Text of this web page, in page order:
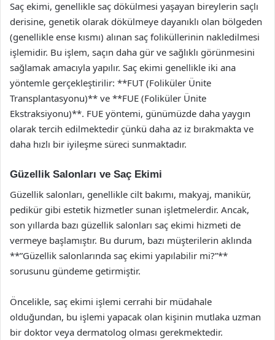
Saç ekimi, genellikle saç dökülmesi yaşayan bireylerin saçlı
derisine, genetik olarak dökülmeye dayanıklı olan bölgeden
(genellikle ense kısmı) alınan saç foliküllerinin nakledilmesi
işlemidir. Bu işlem, saçın daha gür ve sağlıklı görünmesini
sağlamak amacıyla yapılır. Saç ekimi genellikle iki ana
yöntemle gerçekleştirilir: **FUT (Foliküler Ünite
Transplantasyonu)** ve **FUE (Foliküler Ünite
Ekstraksiyonu)**. FUE yöntemi, günümüzde daha yaygın
olarak tercih edilmektedir çünkü daha az iz bırakmakta ve
daha hızlı bir iyileşme süreci sunmaktadır.
Güzellik Salonları ve Saç Ekimi
Güzellik salonları, genellikle cilt bakımı, makyaj, manikür,
pedikür gibi estetik hizmetler sunan işletmelerdir. Ancak,
son yıllarda bazı güzellik salonları saç ekimi hizmeti de
vermeye başlamıştır. Bu durum, bazı müşterilerin aklında
**”Güzellik salonlarında saç ekimi yapılabilir mi?”**
sorusunu gündeme getirmiştir.
Öncelikle, saç ekimi işlemi cerrahi bir müdahale
olduğundan, bu işlemi yapacak olan kişinin mutlaka uzman
bir doktor veya dermatolog olması gerekmektedir.